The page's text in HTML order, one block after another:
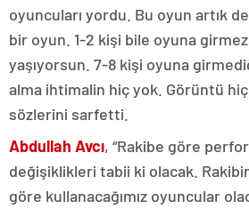
oyuncuları yordu. Bu oyun artık
bir oyun. 1-2 kişi bile oyuna
yaşıyorsun. 7-8 kişi oyuna
alma ihtimalin hiç yok. Görüntü
sözlerini sarfetti.
Abdullah Avcı, “Rakibe göre
değişiklikleri tabii ki olacak.
göre kullanacağımız oyuncular